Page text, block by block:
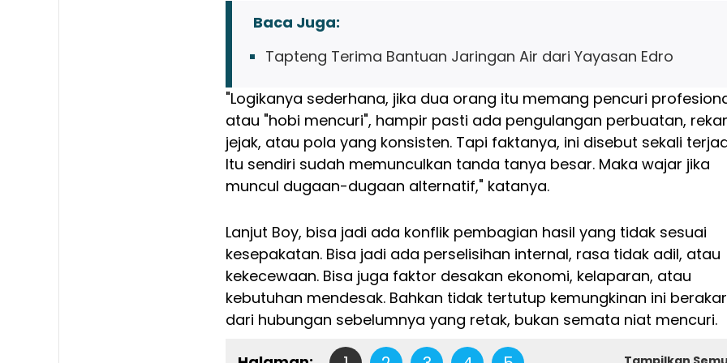
Baca Juga:
Tapteng Terima Bantuan Jaringan Air dari Yayasan Edro
"Logikanya sederhana, jika dua orang itu memang pencuri
atau "hobi mencuri", hampir pasti ada pengulangan perbuatan,
jejak, atau pola yang konsisten. Tapi faktanya, ini disebut sekali
Itu sendiri sudah memunculkan tanda tanya besar. Maka wajar jika
muncul dugaan-dugaan alternatif," katanya.
Lanjut Boy, bisa jadi ada konflik pembagian hasil yang tidak sesuai
kesepakatan. Bisa jadi ada perselisihan internal, rasa tidak adil, atau
kekecewaan. Bisa juga faktor desakan ekonomi, kelaparan, atau
kebutuhan mendesak. Bahkan tidak tertutup kemungkinan ini berakar
dari hubungan sebelumnya yang retak, bukan semata niat mencuri.